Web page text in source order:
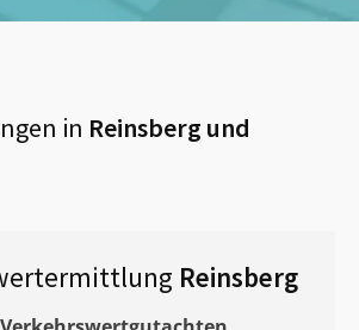
in Reinsberg und
Reinsberg